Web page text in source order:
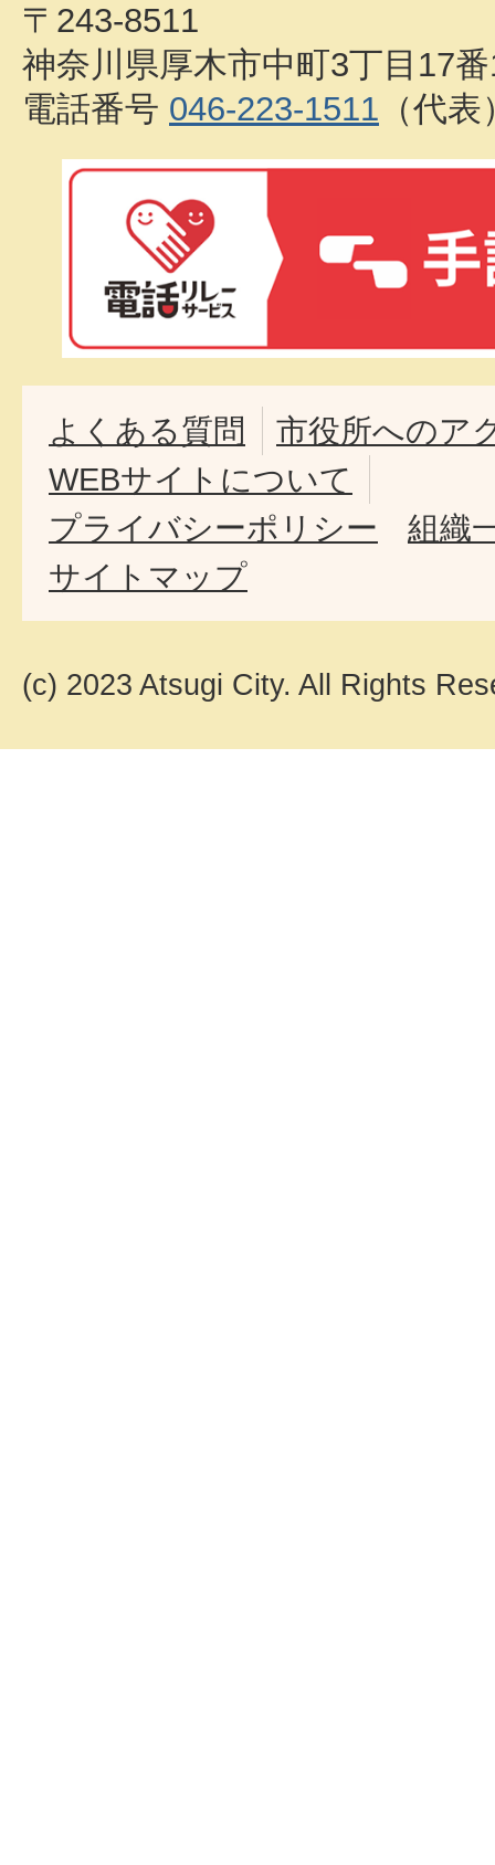
〒243-8511
神奈川県厚木市中町3丁目17
電話番号 046-223-1511 （代表
よくある質問
市役所へのア
WEBサイトについて
プライバシーポリシー
組織
サイトマップ
(c) 2023 Atsugi City. All Rights